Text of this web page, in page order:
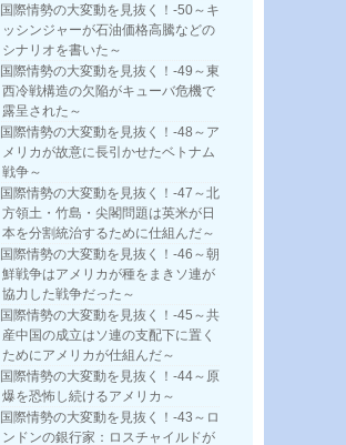
国際情勢の大変動を見抜く！-50～キ
ッシンジャーが石油価格高騰などの
シナリオを書いた～
国際情勢の大変動を見抜く！-49～東
西冷戦構造の欠陥がキューバ危機で
露呈された～
国際情勢の大変動を見抜く！-48～ア
メリカが故意に長引かせたベトナム
戦争～
国際情勢の大変動を見抜く！-47～北
方領土・竹島・尖閣問題は英米が日
本を分割統治するために仕組んだ～
国際情勢の大変動を見抜く！-46～朝
鮮戦争はアメリカが種をまきソ連が
協力した戦争だった～
国際情勢の大変動を見抜く！-45～共
産中国の成立はソ連の支配下に置く
ためにアメリカが仕組んだ～
国際情勢の大変動を見抜く！-44～原
爆を恐怖し続けるアメリカ～
国際情勢の大変動を見抜く！-43～ロ
ンドンの銀行家：ロスチャイルドが